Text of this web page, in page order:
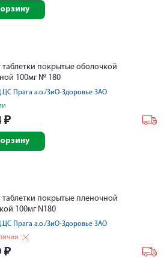
таблетки покрытые оболочкой
100мг № 180
Прага а.о./ЗиО-Здоровье ЗАО
₽
таблетки покрытые пленочной
100мг N180
Прага а.о./ЗиО-Здоровье ЗАО
₽